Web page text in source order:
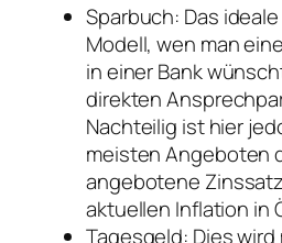
Sparbuch: Das ideale
Modell, wen man
in einer Bank
direkten
Nachteilig ist hier
meisten Angeboten
angebotene
aktuellen Inflation in
Tagesgeld: Dies